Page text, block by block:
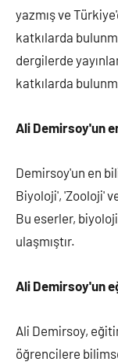
yazmış ve
katkılarda
dergilerde
katkılarda
Ali Demirsoy'un
Demirsoy'un en
Biyoloji', 'Zooloji'
Bu eserler,
ulaşmıştır.
Ali Demirsoy'un
Ali Demirsoy,
öğrencilere